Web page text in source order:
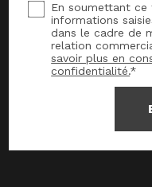
En soumettant ce
informations
dans le cadre de
relation
savoir plus en
confidentialité.*